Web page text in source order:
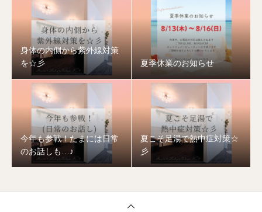
身体の内側から紫外線対策
を☆彡
夏季休業のお知らせ
今年も参戦！たまには日常
のお話しも…♪
夏こそ足湯で熱中症対策☆
彡